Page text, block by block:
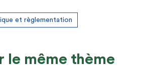
et règlementation
le même thème